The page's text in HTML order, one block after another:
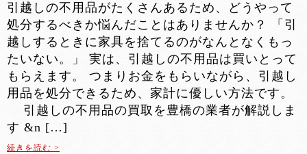
引越しの不用品がたくさんあるため、どうやって
処分するべきか悩んだことはありませんか？ 「引
越しするときに家具を捨てるのがなんとなくもっ
たいない。」 実は、引越しの不用品は買いとって
もらえます。 つまりお金をもらいながら、引越し
用品を処分できるため、家計に優しい方法です。
引越しの不用品の買取を豊橋の業者が解説しま
す &n […]
続きを読む >